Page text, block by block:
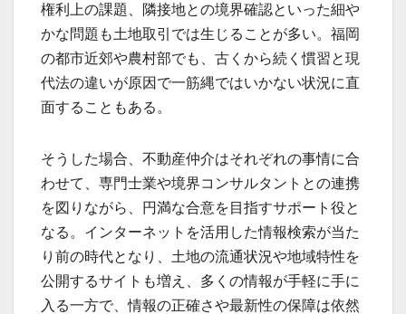
権利上の課題、隣接地との境界確認といった細や
かな問題も土地取引では生じることが多い。福岡
の都市近郊や農村部でも、古くから続く慣習と現
代法の違いが原因で一筋縄ではいかない状況に直
面することもある。
そうした場合、不動産仲介はそれぞれの事情に合
わせて、専門士業や境界コンサルタントとの連携
を図りながら、円満な合意を目指すサポート役と
なる。インターネットを活用した情報検索が当た
り前の時代となり、土地の流通状況や地域特性を
公開するサイトも増え、多くの情報が手軽に手に
入る一方で、情報の正確さや最新性の保障は依然